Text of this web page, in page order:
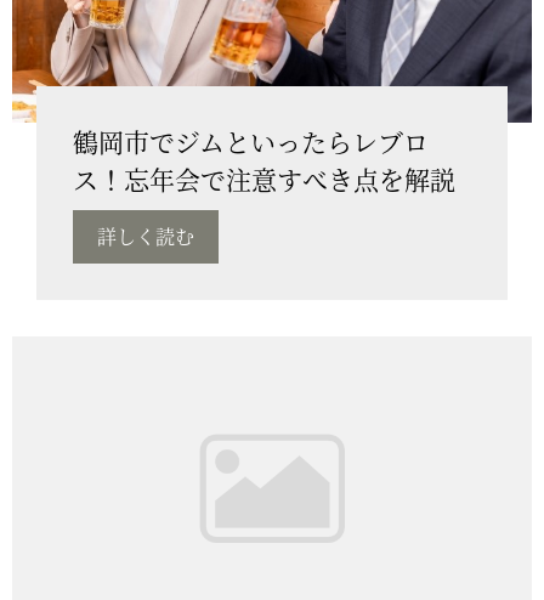
鶴岡市でジムといったらレブロ
ス！忘年会で注意すべき点を解説
詳しく読む